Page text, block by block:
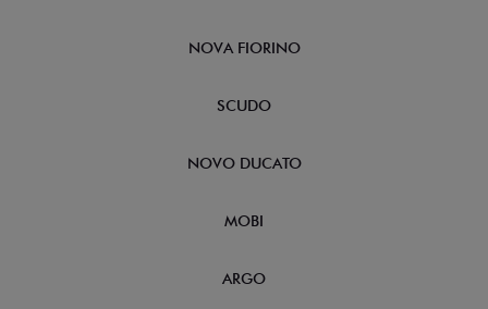
NOVA FIORINO
SCUDO
NOVO DUCATO
MOBI
ARGO